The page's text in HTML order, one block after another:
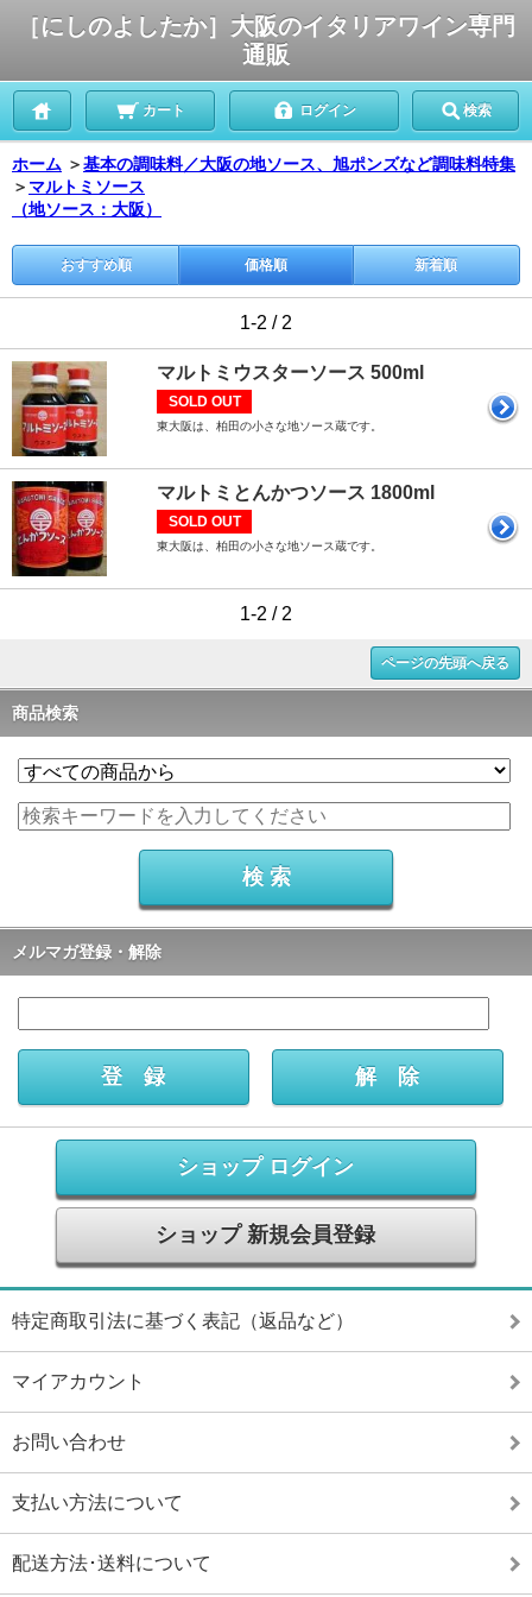
［にしのよしたか］大阪のイタリアワイン専門
通販
カート ログイン 検索
ホーム ＞基本の調味料／大阪の地ソース、旭ポンズなど調味料特集
＞ マルトミソース
（地ソース：大阪）
おすすめ順 価格順 新着順
1-2 / 2
マルトミウスターソース 500ml
SOLD OUT
東大阪は、柏田の小さな地ソース蔵です。
マルトミとんかつソース 1800ml
SOLD OUT
東大阪は、柏田の小さな地ソース蔵です。
1-2 / 2
ページの先頭へ戻る
商品検索
メルマガ登録・解除
ショップ ログイン
ショップ 新規会員登録
特定商取引法に基づく表記（返品など）
マイアカウント
お問い合わせ
支払い方法について
配送方法･送料について